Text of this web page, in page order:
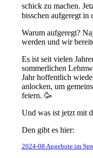
schick zu machen.
bisschen aufgeregt in
Warum aufgeregt?
werden und wir
Es ist seit vielen
sommerlichen
Jahr hoffentlich
anlocken, um
feiern. 🥳
Und was ist jetzt mit
Den gibt es hier:
2024-08 Angebote im